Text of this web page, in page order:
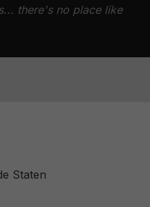
there's no place like
Staten